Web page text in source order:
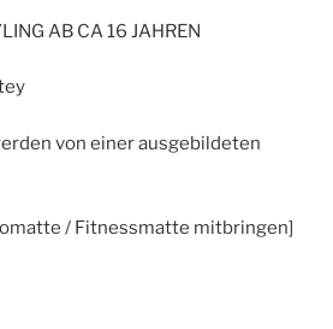
AB CA 16 JAHREN
von einer ausgebildeten
/ Fitnessmatte mitbringen]